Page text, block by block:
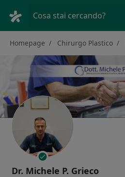
Cosa stai cercando?
Homepage Chirurgo Plastico
Dr. Michele P. Grieco